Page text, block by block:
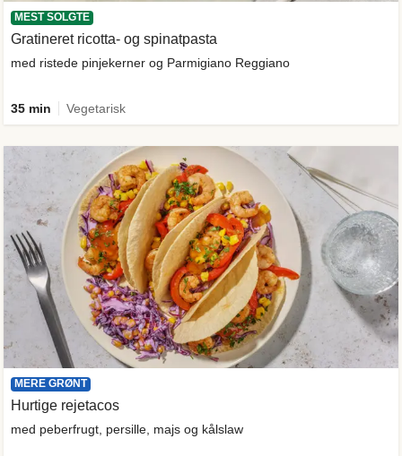
MEST SOLGTE
Gratineret ricotta- og spinatpasta
med ristede pinjekerner og Parmigiano Reggiano
35 min Vegetarisk
MERE GRØNT
Hurtige rejetacos
med peberfrugt, persille, majs og kålslaw